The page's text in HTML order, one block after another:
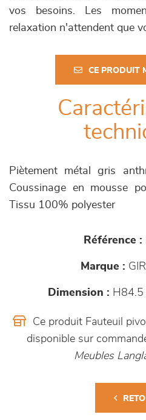
vos besoins. Les
relaxation n'attendent que
CE PRODUIT
Piètement métal gris
Coussinage en mousse
Tissu 100% polyester
Référence :
Marque :
Dimension : H84.5
Ce produit Fauteuil
disponible sur
Meubles